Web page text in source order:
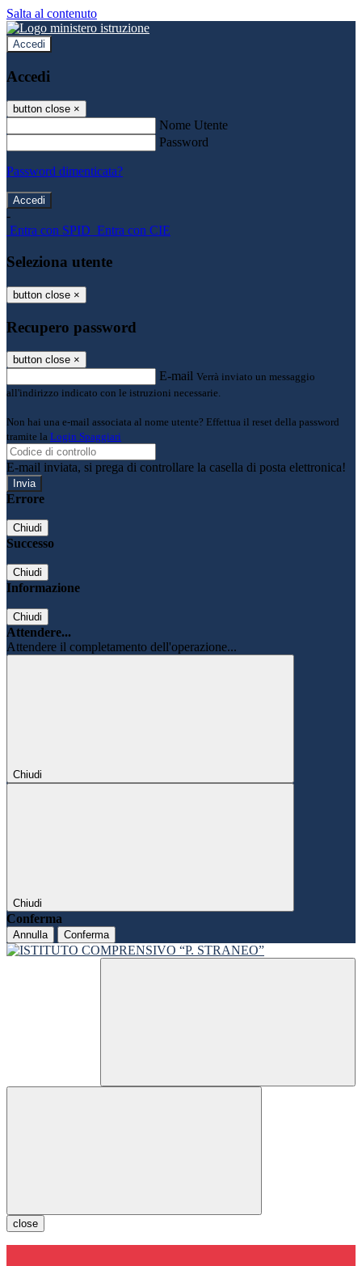
Salta al contenuto
Accedi
Accedi
button close ×
Nome Utente
Password
Password dimenticata?
-
Entra con SPID Entra con CIE
Seleziona utente
button close ×
Recupero password
button close ×
E-mail Verrà inviato un messaggio
all'indirizzo indicato con le istruzioni necessarie.
Non hai una e-mail associata al nome utente? Effettua il reset della password
tramite la Login Spaggiari
E-mail inviata, si prega di controllare la casella di posta elettronica!
Errore
Chiudi
Successo
Chiudi
Informazione
Chiudi
Attendere...
Attendere il completamento dell'operazione...
Chiudi
Chiudi
Conferma
Annulla Conferma
close